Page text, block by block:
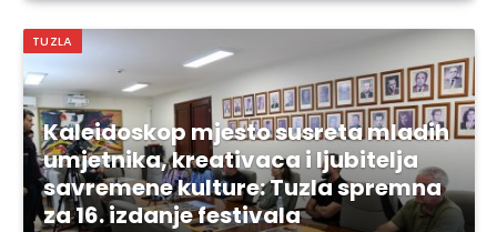
TUZLA
Kaleidoskop mjesto susreta mladih
umjetnika, kreativaca i ljubitelja
savremene kulture: Tuzla spremna
za 16. izdanje festivala